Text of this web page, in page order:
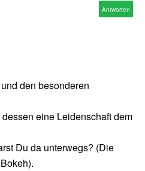
den besonderen
eine Leidenschaft dem
Du da unterwegs? (Die
Antworten